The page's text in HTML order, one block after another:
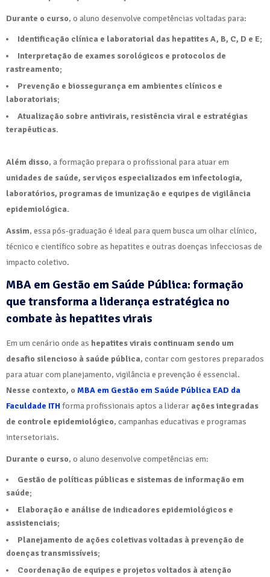
Durante o curso, o aluno desenvolve competências voltadas para:
Identificação clínica e laboratorial das hepatites A, B, C, D e E;
Interpretação de exames sorológicos e protocolos de
rastreamento;
Prevenção e biossegurança em ambientes clínicos e
laboratoriais;
Atualização sobre antivirais, resistência viral e estratégias
terapêuticas.
Além disso, a formação prepara o profissional para atuar em
unidades de saúde, serviços especializados em infectologia,
laboratórios, programas de imunização e equipes de vigilância
epidemiológica.
Assim, essa pós-graduação é ideal para quem busca um olhar clínico,
técnico e científico sobre as hepatites e outras doenças infecciosas de
impacto coletivo.
MBA em Gestão em Saúde Pública: formação
que transforma a liderança estratégica no
combate às hepatites virais
Em um cenário onde as hepatites virais continuam sendo um
desafio silencioso à saúde pública, contar com gestores preparados
para atuar com planejamento, vigilância e prevenção é essencial.
Nesse contexto, o MBA em Gestão em Saúde Pública EAD da
Faculdade ITHforma profissionais aptos a liderar ações integradas
de controle epidemiológico, campanhas educativas e programas
intersetoriais.
Durante o curso, o aluno desenvolve competências em:
Gestão de políticas públicas e sistemas de informação em
saúde;
Elaboração e análise de indicadores epidemiológicos e
assistenciais;
Planejamento de ações coletivas voltadas à prevenção de
doenças transmissíveis;
Coordenação de equipes e projetos voltados à atenção